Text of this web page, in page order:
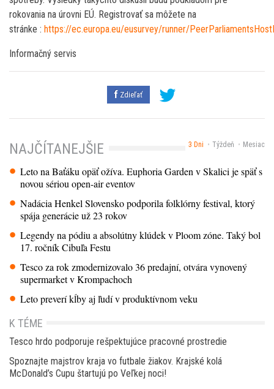
rokovania na úrovni EÚ. Registrovať sa môžete na
stránke : https://ec.europa.eu/eusurvey/runner/
Informačný servis
Zdieľať
3 Dni Týždeň Mesiac
NAJČÍTANEJŠIE
Leto na Baťáku opäť ožíva. Euphoria Garden v Skalici je späť s
novou sériou open-air eventov
Nadácia Henkel Slovensko podporila folklórny festival, ktorý
spája generácie už 23 rokov
Legendy na pódiu a absolútny klúdek v Ploom zóne. Taký bol
17. ročník Cibuľa Festu
Tesco za rok zmodernizovalo 36 predajní, otvára vynovený
supermarket v Krompachoch
Leto preverí kĺby aj ľudí v produktívnom veku
K TÉME
Tesco hrdo podporuje rešpektujúce pracovné prostredie
Spoznajte majstrov kraja vo futbale žiakov. Krajské kolá
McDonald’s Cupu štartujú po Veľkej noci!